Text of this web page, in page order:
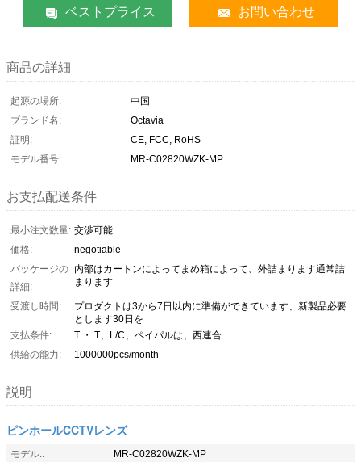
ベストプライス お問い合わせ
商品の詳細
起源の場所:
中国
ブランド名:
Octavia
証明:
CE, FCC, RoHS
モデル番号:
MR-C02820WZK-MP
お支払配送条件
最小注文数量: 交渉可能
価格:
negotiable
パッケージの
詳細:
内部はカートンによってまめ箱によって、外詰まります通常詰
まります
受渡し時間:
プロダクトは3から7日以内に準備ができています、新製品必要
とします30日を
支払条件:
T ・ T、L/C、ペイパルは、西連合
供給の能力:
1000000pcs/month
説明
ピンホールCCTVレンズ
モデル::
MR-C02820WZK-MP